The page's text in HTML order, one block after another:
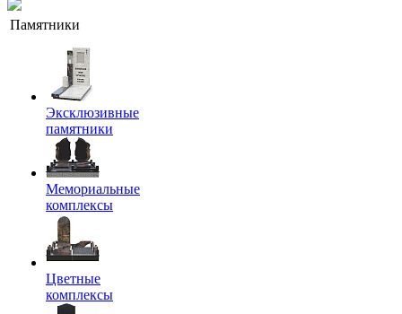
Памятники
Эксклюзивные
памятники
Мемориальные
комплексы
Цветные
комплексы